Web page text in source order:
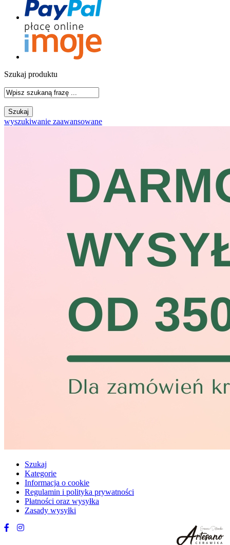
Szukaj produktu
wyszukiwanie zaawansowane
Szukaj
Kategorie
Informacja o cookie
Regulamin i polityka prywatności
Płatności oraz wysyłka
Zasady wysyłki